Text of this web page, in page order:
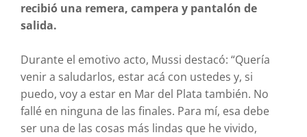
recibió una remera, campera y pantalón de
salida.
Durante el emotivo acto, Mussi destacó: “Quería
venir a saludarlos, estar acá con ustedes y, si
puedo, voy a estar en Mar del Plata también. No
fallé en ninguna de las finales. Para mí, esa debe
ser una de las cosas más lindas que he vivido,